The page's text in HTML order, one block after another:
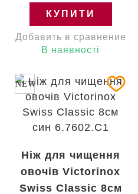
КУПИТИ
Добавить в сравнение
В наявності
NEW
Ніж для чищення
овочів Victorinox
Swiss Classic 8см